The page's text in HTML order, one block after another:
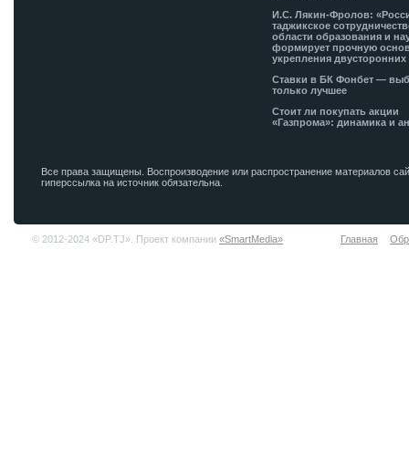
И.С. Лякин-Фролов:
таджикское
области образования и
формирует прочную
укрепления двусторонних
Ставки в БК Фонбет —
только лучшее
Стоит ли покупать акции
«Газпрома»: динамика и
Все права защищены. Воспроизводение или распространение материалов
гиперссылка на источник обязательна.
© 2012-2024 «DP.TJ». Проект компании «SmartMedia» Главная